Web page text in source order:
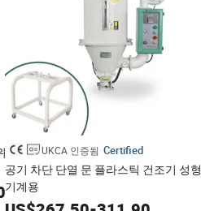
UKCA 인증됨 Certified
공기 차단 단열 문 플라스틱 건조기 성형
기계용